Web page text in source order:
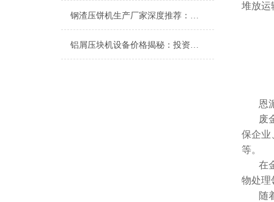
钢渣压饼机生产厂家深度推荐：为何恩派特成为高净值产线的优选
铝屑压块机设备价格揭秘：投资多少？为何恩派特值得选择？
堆放运
恩
废
保企业
等。
在
物处理
随